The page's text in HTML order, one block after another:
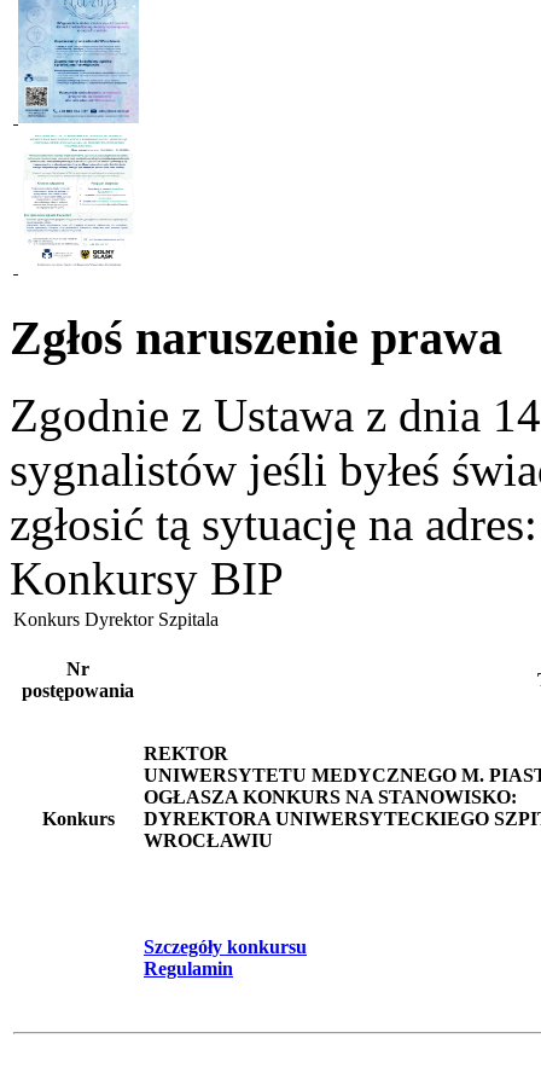
Zgłoś naruszenie prawa
Zgodnie z Ustawa z dnia
sygnalistów jeśli byłeś
zgłosić tą sytuację na
Konkursy BIP
Konkurs Dyrektor Szpitala
Nr
postępowania
Konkurs
REKTOR
UNIWERSYTETU MEDYCZNEGO M.
OGŁASZA KONKURS NA STANOWISKO:
DYREKTORA UNIWERSYTECKIEGO
WROCŁAWIU
Szczegóły konkursu
Regulamin